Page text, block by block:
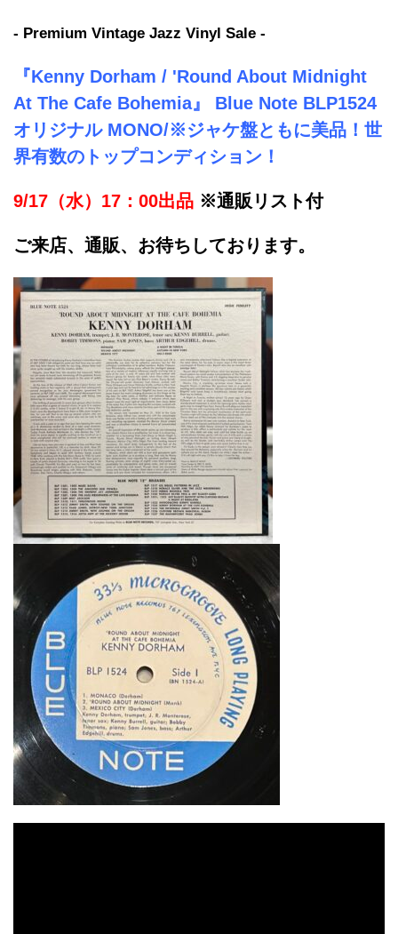
- Premium Vintage Jazz Vinyl Sale -
『Kenny Dorham / 'Round About Midnight
At The Cafe Bohemia』 Blue Note BLP1524
オリジナル MONO/※ジャケ盤ともに美品！世
界有数のトップコンディション！
9/17（水）17：00出品 ※通販リスト付
ご来店、通販、お待ちしております。